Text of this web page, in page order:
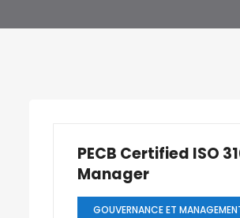
PECB Certified ISO
Manager
GOUVERNANCE ET